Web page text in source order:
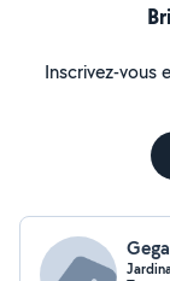
Inscrivez-vous